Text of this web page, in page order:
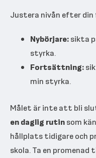
Justera nivån efter din
Nybörjare:sikta
styrka.
Fortsättning:
min styrka.
Målet är inte att bli
en daglig rutinsom
hållplats tidigare och
skola. Ta en